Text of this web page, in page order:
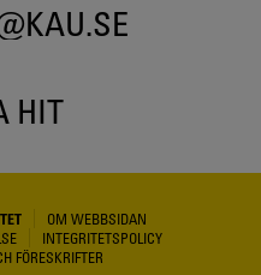
HIT
OM WEBBSIDAN
INTEGRITETSPOLICY
FÖRESKRIFTER